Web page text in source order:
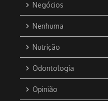
Negócios
Nenhuma
Nutrição
Odontologia
Opinião